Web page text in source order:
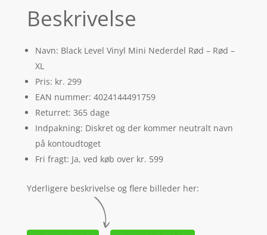
Beskrivelse
Navn: Black Level Vinyl Mini Nederdel Rød – Rød –
XL
Pris: kr. 299
EAN nummer: 4024144491759
Returret: 365 dage
Indpakning: Diskret og der kommer neutralt navn
på kontoudtoget
Fri fragt: Ja, ved køb over kr. 599
Yderligere beskrivelse og flere billeder her: